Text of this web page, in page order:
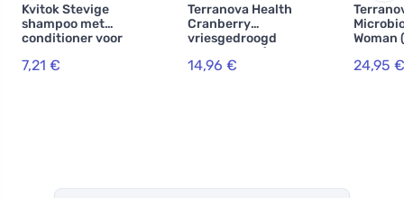
Kvitok Stevige
shampoo met
conditioner voor
Wood XXL (50 g) -
7,21 €
Terranova Health
Cranberry
vriesgedroogd
300 mg BIO (50
capsules) - met
14,96 €
Woman
de
24,95 €